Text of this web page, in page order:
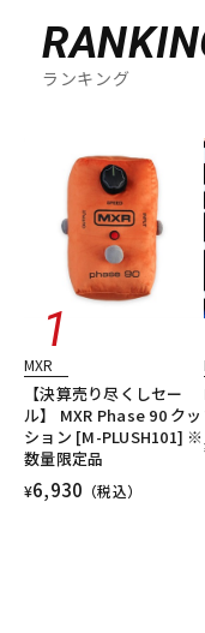
ランキング
MXR
【決算売り尽くしセー
ル】 MXR Phase 90 クッ
ション [M-PLUSH101] ※
数量限定品
¥6,930 （税込）